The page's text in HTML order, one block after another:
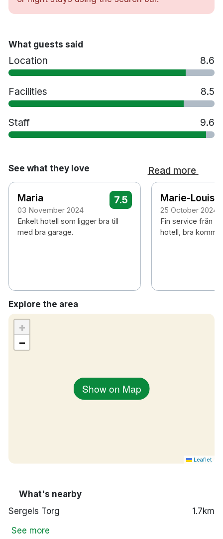
Vattenkokare
Strykjärn/strykbräda på begäran
Gratis toalettartiklar
Bastu
Gym
Restaurang
Tvättservice
Rökfritt
6 minuters promenad till Tekniska högskolan
tunnelbanestation
35 minuters promenad till Gamla Stan
40 minuters promenad till Djurgården
5 minuters bilresa till Stockholm centralstation
What guests said
Location 8.6
Facilities 8.5
Staff 9.6
See what they love Read more
Maria
03 November 2024
7.5
Enkelt hotell som ligger bra till
med bra garage.
Marie-Louise
25 October 2024
Fin service från
hotell, bra
Explore the area
Show on Map
+
−
Leaflet
What's nearby
Sergels Torg
1.7km
See more